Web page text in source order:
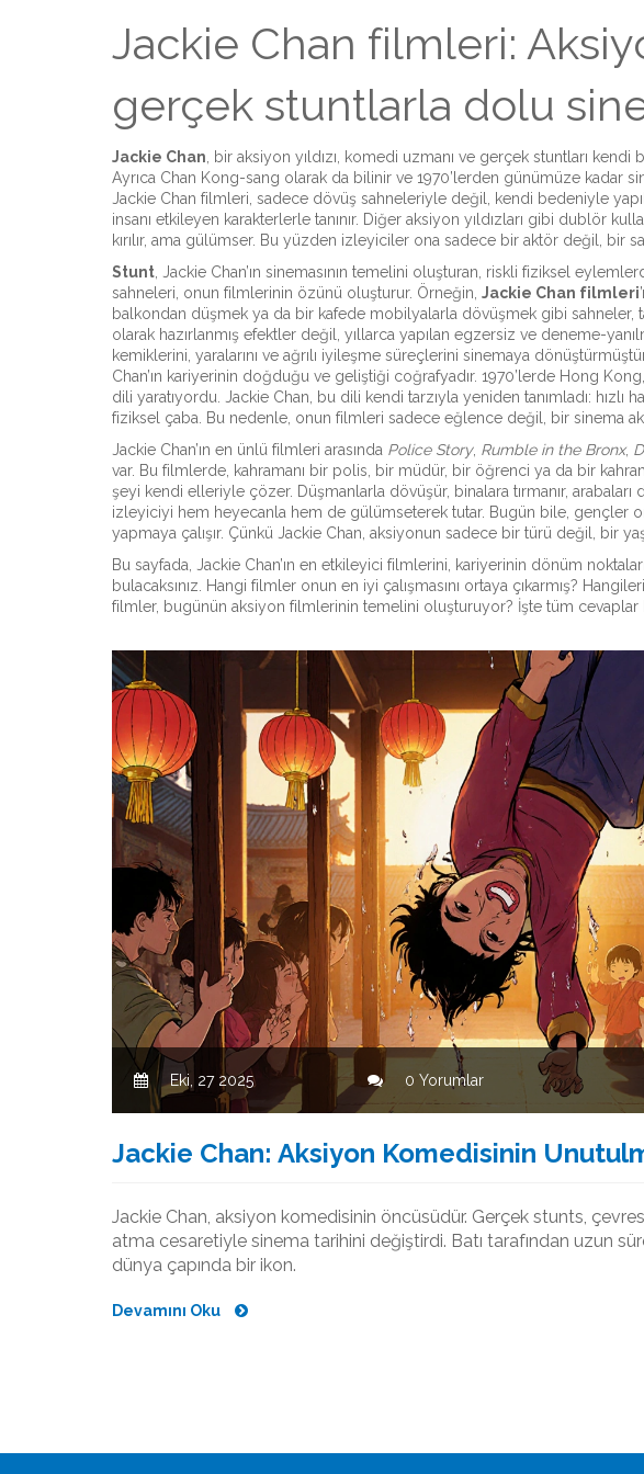
Jackie Chan filmleri:
gerçek stuntlarla dolu
Jackie Chan bir aksiyon yıldızı, komedi uzmanı ve gerçek stuntları
Ayrıca Chan Kong-sang olarak da bilinir ve 1970’lerden günümüze kadar
Jackie Chan filmleri, sadece dövüş sahneleriyle değil, kendi bedeniyle
insanı etkileyen karakterlerle tanınır. Diğer aksiyon yıldızları gibi dublör
kırılır, ama gülümser. Bu yüzden izleyiciler ona sadece bir aktör değil, bir
Stunt Jackie Chan’ın sinemasının temelini oluşturan, riskli fiziksel
sahneleri , onun filmlerinin özünü oluşturur. Örneğin, Jackie Chan filmleri
balkondan düşmek ya da bir kafede mobilyalarla dövüşmek gibi sahneler,
olarak hazırlanmış efektler değil, yıllarca yapılan egzersiz ve deneme-
kemiklerini, yaralarını ve ağrılı iyileşme süreçlerini sinemaya
Chan’ın kariyerinin doğduğu ve geliştiği coğrafyadır. 1970’lerde Hong
dili yaratıyordu. Jackie Chan, bu dili kendi tarzıyla yeniden tanımladı: hızlı
fiziksel çaba.
Bu nedenle, onun filmleri sadece eğlence değil, bir sinema
Jackie Chan’ın en ünlü filmleri arasında Police Story, Rumble in the Bronx,
var. Bu filmlerde, kahramanı bir polis, bir müdür, bir öğrenci ya da bir
şeyi kendi elleriyle çözer. Düşmanlarla dövüşür, binalara tırmanır, arabaları
izleyiciyi hem heyecanla hem de gülümseterek tutar. Bugün bile, gençler
yapmaya çalışır. Çünkü Jackie Chan, aksiyonun sadece bir türü değil, bir
Bu sayfada, Jackie Chan’ın en etkileyici filmlerini, kariyerinin dönüm
bulacaksınız. Hangi filmler onun en iyi çalışmasını ortaya çıkarmış?
filmler, bugünün aksiyon filmlerinin temelini oluşturuyor? İşte tüm cevaplar
Eki, 27 2025 0 Yorumlar
Jackie Chan: Aksiyon Komedisinin
Jackie Chan, aksiyon komedisinin öncüsüdür. Gerçek stunts,
atma cesaretiyle sinema tarihini değiştirdi. Batı tarafından uzun
dünya çapında bir ikon.
Devamını Oku